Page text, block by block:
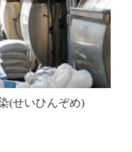
(せいひんぞめ)